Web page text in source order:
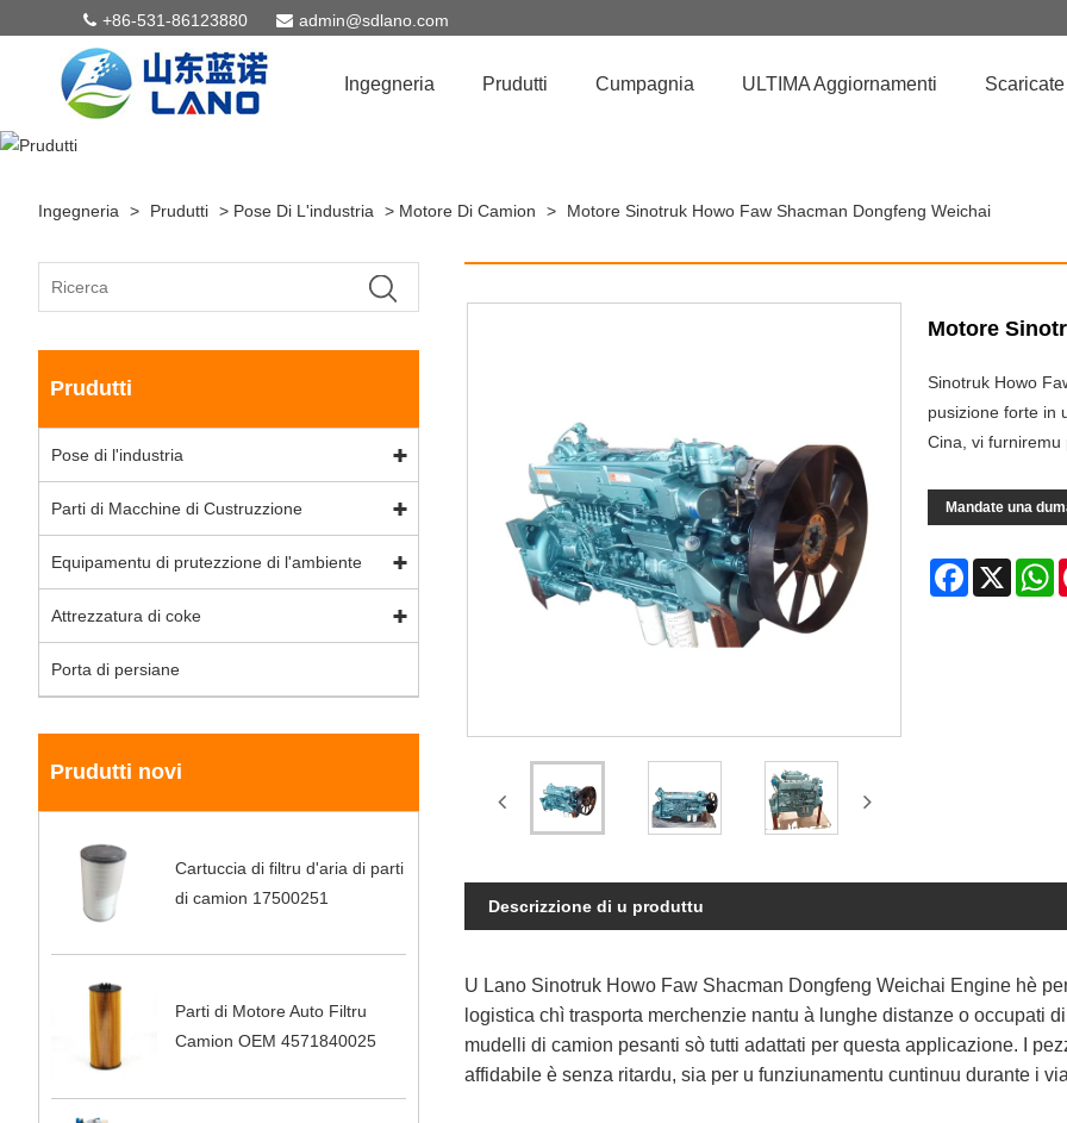
+86-531-86123880 admin@sdlano.com
Ingegneria Prudutti Cumpagnia ULTIMA Aggiornamenti Scaricate
Ingegneria > Prudutti > Pose Di L'industria > Motore Di Camion > Motore Sinotruk Howo Faw Shacman Dongfeng Weichai
Prudutti
Pose di l'industria
Parti di Macchine di Custruzzione
Equipamentu di prutezzione di l'ambiente
Attrezzatura di coke
Porta di persiane
Prudutti novi
Cartuccia di filtru d'aria di parti
di camion 17500251
Parti di Motore Auto Filtru
Camion OEM 4571840025
Motore
Sinotruk Howo
pusizione forte in
Cina, vi
Mandate una
Facebook
X
Descrizzione di u produttu
U Lano Sinotruk Howo Faw Shacman Dongfeng Weichai Engine hè
logistica chì trasporta merchenzie nantu à lunghe distanze o occupati
mudelli di camion pesanti sò tutti adattati per questa applicazione. I
affidabile è senza ritardu, sia per u funziunamentu cuntinuu durante i